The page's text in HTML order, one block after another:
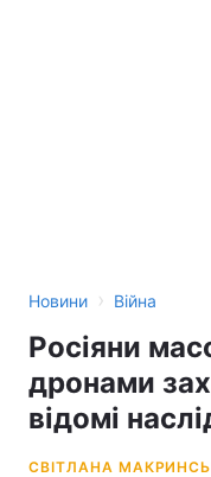
Новини › Війна
Росіяни
дронами
відомі
СВІТЛАНА